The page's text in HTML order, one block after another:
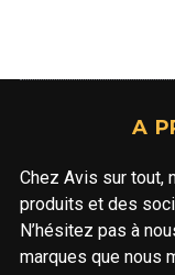
A
Chez Avis sur tout,
produits et des
N’hésitez pas à
marques que nous